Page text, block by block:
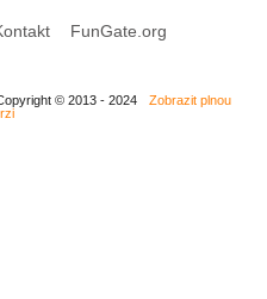
FunGate.org
© 2013 - 2024
Zobrazit plnou